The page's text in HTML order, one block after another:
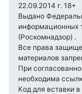
22.09.2014 г. 18+
Выдано
информационных
(Роскомнадзор) .
Все права
материалов
При
необходима
Код для вставки